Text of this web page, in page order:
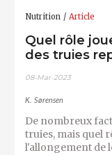
Nutrition Article
Quel rôle
des truies
08-Mar-2023
K. Sørensen
De nombreux
truies, mais quel
l'allongement de